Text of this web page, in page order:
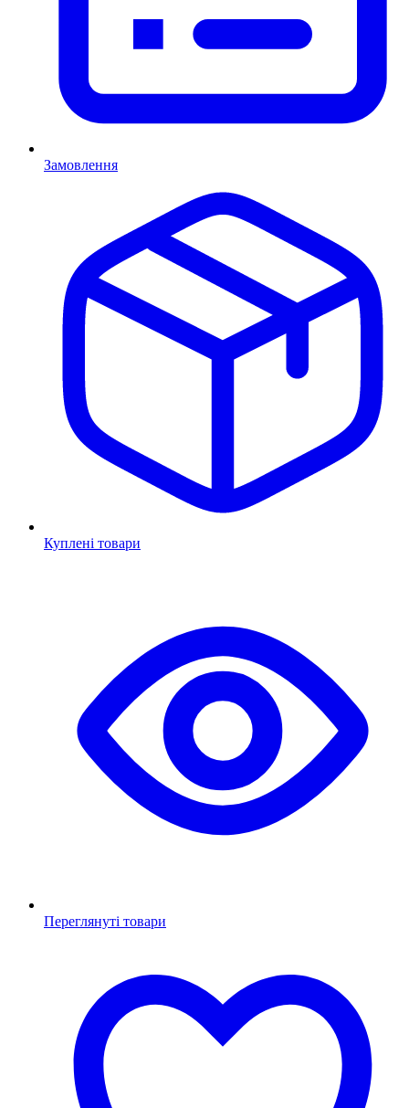
Замовлення
Куплені товари
Переглянуті товари